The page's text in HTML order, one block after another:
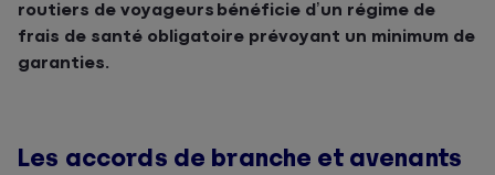
routiers de voyageurs bénéficie d’un régime de
frais de santé obligatoire prévoyant un minimum de
garanties.
Les accords de branche et avenants